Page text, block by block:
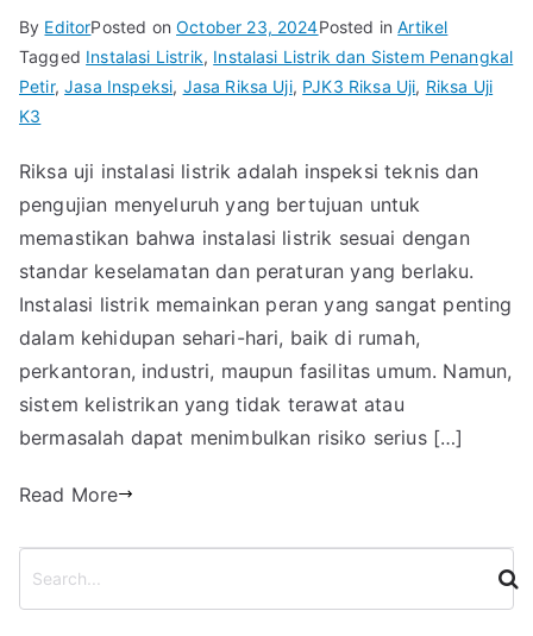
By EditorPosted onOctober 23, 2024Posted inArtikel
Tagged Instalasi Listrik, Instalasi Listrik dan Sistem Penangkal
Petir,Jasa Inspeksi, Jasa Riksa Uji, PJK3 Riksa Uji, Riksa Uji
K3
Riksa uji instalasi listrik adalah inspeksi teknis dan
pengujian menyeluruh yang bertujuan untuk
memastikan bahwa instalasi listrik sesuai dengan
standar keselamatan dan peraturan yang berlaku.
Instalasi listrik memainkan peran yang sangat penting
dalam kehidupan sehari-hari, baik di rumah,
perkantoran, industri, maupun fasilitas umum. Namun,
sistem kelistrikan yang tidak terawat atau
bermasalah dapat menimbulkan risiko serius […]
Read More